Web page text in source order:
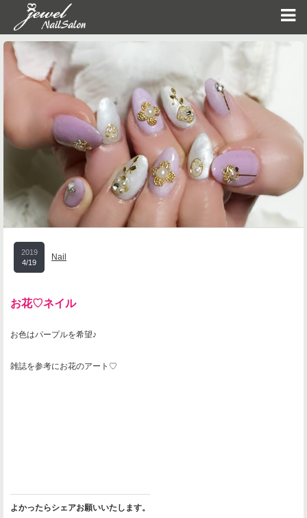
2019
4/19
Nail
お花♡ネイル
お色はパープルを希望♪
雑誌を参考にお花のアート♡
よかったらシェアお願いいたします。